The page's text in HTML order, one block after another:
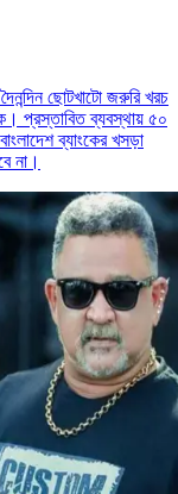
ছোটখাটো জরুরি খরচ
প্রস্তাবিত ব্যবস্থায় ৫০
ব্যাংকের খসড়া
না।